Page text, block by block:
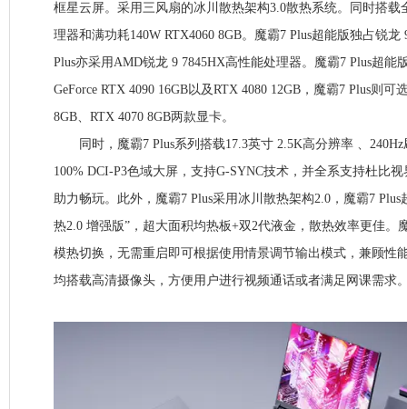
框星云屏。采用三风扇的冰川散热架构3.0散热系统。同时搭载
理器和满功耗140W RTX4060 8GB。魔霸7 Plus超能版独占锐龙
Plus亦采用AMD锐龙 9 7845HX高性能处理器。魔霸7 Plus超能
GeForce RTX 4090 16GB以及RTX 4080 12GB，魔霸7 Plus则可
8GB、RTX 4070 8GB两款显卡。
同时，魔霸7 Plus系列搭载17.3英寸 2.5K高分辨率 、240Hz
100% DCI-P3色域大屏，支持G-SYNC技术，并全系支持杜比
助力畅玩。此外，魔霸7 Plus采用冰川散热架构2.0，魔霸7
热2.0 增强版”，超大面积均热板+双2代液金，散热效率更佳。
模热切换，无需重启即可根据使用情景调节输出模式，兼顾性
均搭载高清摄像头，方便用户进行视频通话或者满足网课需求